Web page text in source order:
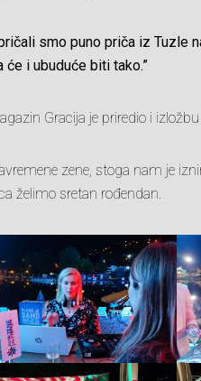
smo puno priča iz Tuzle
i ubuduće biti tako.”
Gracija je priredio i
zene, stoga nam je
želimo sretan rođendan.